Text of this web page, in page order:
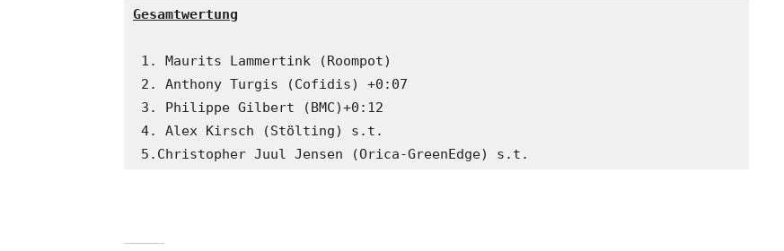
Gesamtwertung
1. Maurits Lammertink (Roompot)
2. Anthony Turgis (Cofidis) +0:07
3. Philippe Gilbert (BMC)+0:12
4. Alex Kirsch (Stölting) s.t.
5.Christopher Juul Jensen (Orica-GreenEdge) s.t.